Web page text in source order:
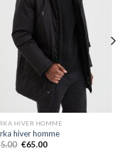
HIVER HOMME
hiver homme
€65.00